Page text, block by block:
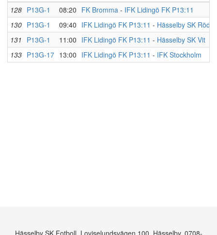
128 P13G-1 08:20 FK Bromma - IFK Lidingö FK P13:11
130 P13G-1 09:40 IFK Lidingö FK P13:11 - Hässelby SK Röd 2
131 P13G-1 11:00 IFK Lidingö FK P13:11 - Hässelby SK Vit
133 P13G-17 13:00 IFK Lidingö FK P13:11 - IFK Stockholm
Hässelby SK Fotboll, Loviselundsvägen 100, Hässelby, 0708-